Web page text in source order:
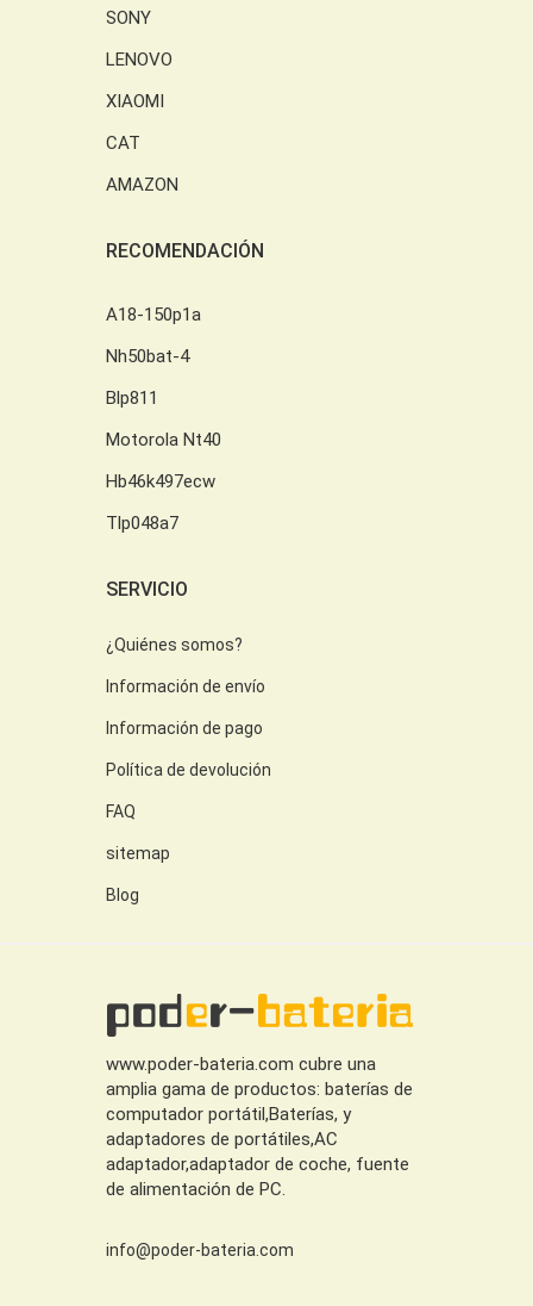
SONY
LENOVO
XIAOMI
CAT
AMAZON
RECOMENDACIÓN
A18-150p1a
Nh50bat-4
Blp811
Motorola Nt40
Hb46k497ecw
Tlp048a7
SERVICIO
¿Quiénes somos?
Información de envío
Información de pago
Política de devolución
FAQ
sitemap
Blog
www.poder-bateria.com cubre una
amplia gama de productos: baterías de
computador portátil,Baterías, y
adaptadores de portátiles,AC
adaptador,adaptador de coche, fuente
de alimentación de PC.
info@poder-bateria.com